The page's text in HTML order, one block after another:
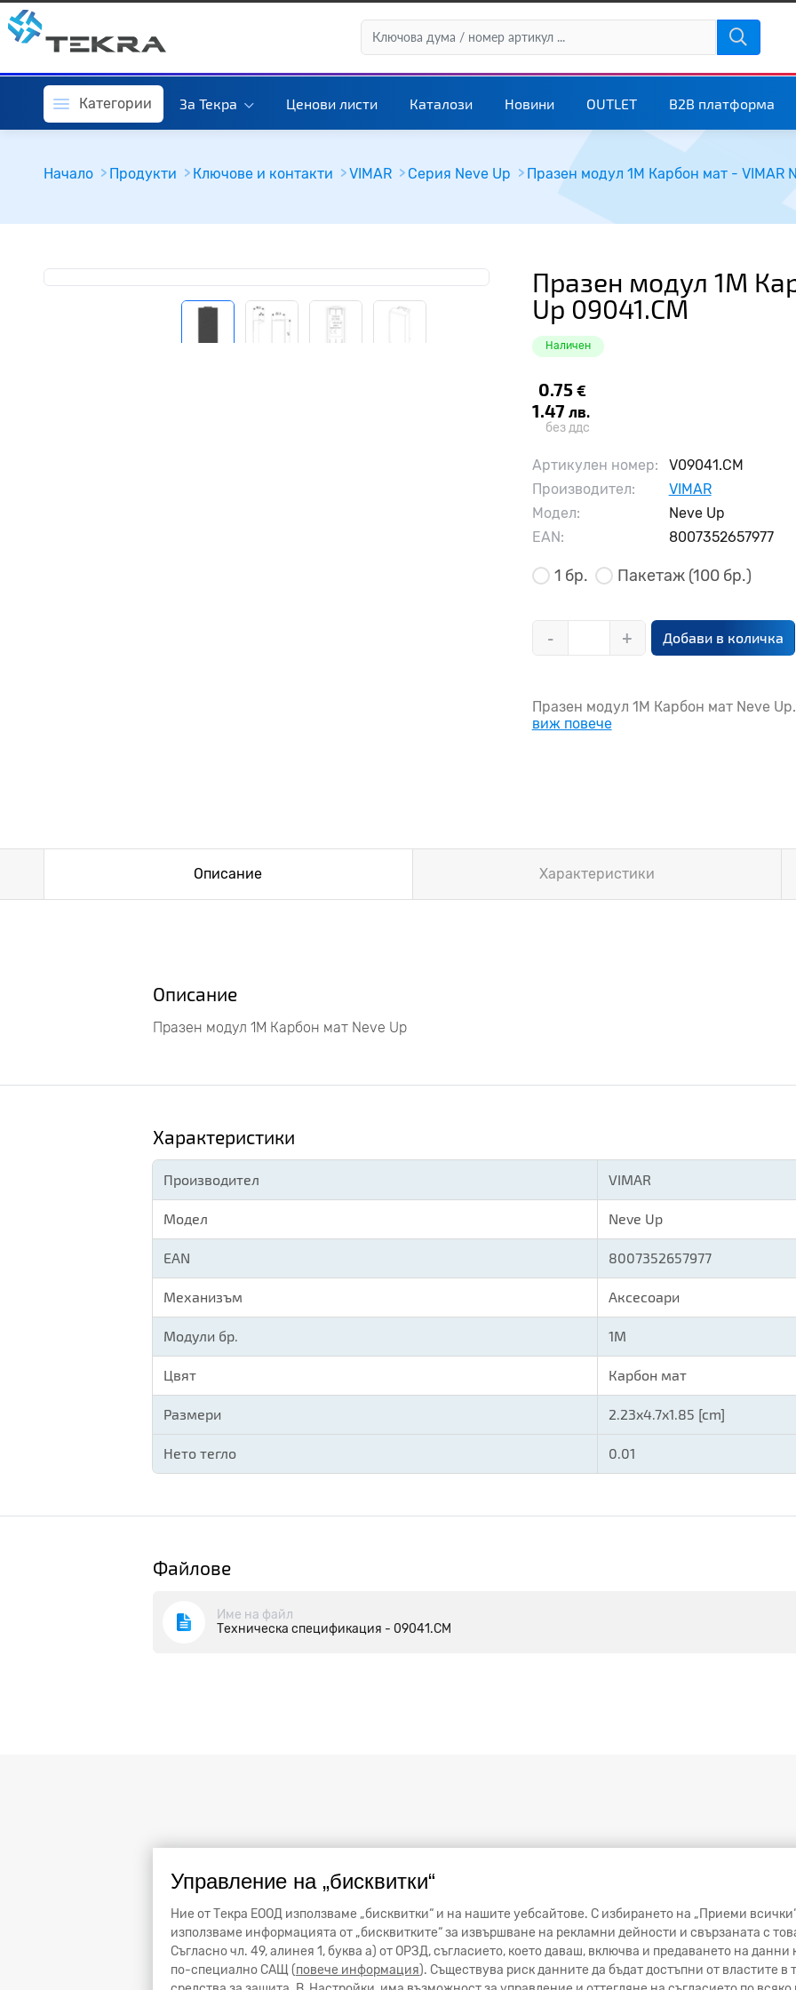
Управление на „бисквитки“
Ние от Текра ЕООД използваме „бисквитки“ и на нашите уебсайтове. С избирането на „Приеми
използваме информацията от „бисквитките“ за извършване на рекламни дейности и свързаната с
Съгласно чл. 49, алинея 1, буква а) от ОРЗД, съгласието, което даваш, включва и предаването на
по-специално САЩ (повече информация). Съществува риск данните да бъдат достъпни от властите
Категории За Текра Ценови листи Каталози Новини OUTLET B2B платформа
Начало Продукти Ключове и контакти VIMAR Серия Neve Up Празен модул 1M Карбон мат - VIMAR
Празен модул 1M
Up 09041.CM
Наличен
0.75 €
1.47 лв.
без ддс
Артикулен номер:
V09041.CM
Производител:
VIMAR
Модел:
Neve Up
EAN:
8007352657977
1 бр. Пакетаж (100 бр.)
- + Добави в количка
Празен модул 1M Карбон мат Neve
виж повече
Описание Характеристики
Описание
Празен модул 1M Карбон мат Neve Up
Характеристики
Производител VIMAR
Модел Neve Up
EAN 8007352657977
Механизъм Аксесоари
Модули бр. 1M
Цвят Карбон мат
Размери 2.23x4.7x1.85 [cm]
Нето тегло 0.01
Файлове
Име на файл
Техническа спецификация - 09041.CM